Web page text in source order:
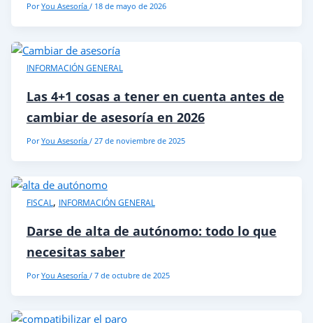
PorYou Asesoría / 18 de mayo de 2026
INFORMACIÓN GENERAL
Las 4+1 cosas a tener en cuenta antes de
cambiar de asesoría en 2026
PorYou Asesoría / 27 de noviembre de 2025
FISCAL , INFORMACIÓN GENERAL
Darse de alta de autónomo: todo lo que
necesitas saber
PorYou Asesoría / 7 de octubre de 2025